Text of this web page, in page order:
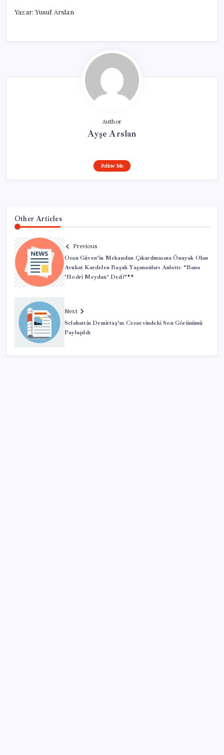
Yazar: Yusuf Arslan
Author
Ayşe Arslan
Follow Me
Other Articles
Previous
Ozan Güven’in Mekandan Çıkarılmasına Önayak Olan
Avukat Kardelen Başak Yaşananları Anlattı: “Bana
‘Hodri Meydan’ Dedi”**
Next
Selahattin Demirtaş’ın Cezaevindeki Son Görünümü
Paylaşıldı